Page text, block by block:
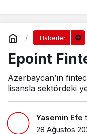
Haberler
Epoint
Azerbaycan’ın
lisansla sektördeki
Yasemin Efe
28 Ağustos